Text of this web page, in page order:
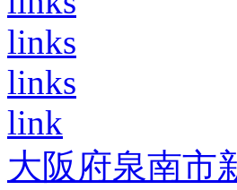
links
links
link
大阪府泉南市